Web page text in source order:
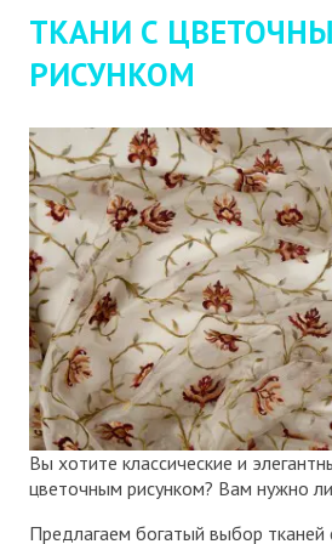
ТКАНИ С
РИСУНКОМ
Вы хотите классические и
цветочным рисунком? Вам нужно
Предлагаем богатый выбор тканей